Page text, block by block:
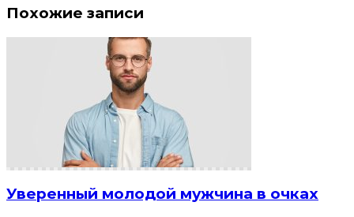
Похожие записи
Уверенный молодой мужчина в очках